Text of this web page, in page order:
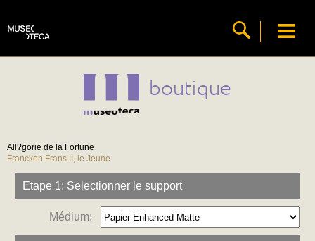
boutique
All?gorie de la Fortune
Francken Frans II, le Jeune
Etape 1: Selectionner le support
Médium: